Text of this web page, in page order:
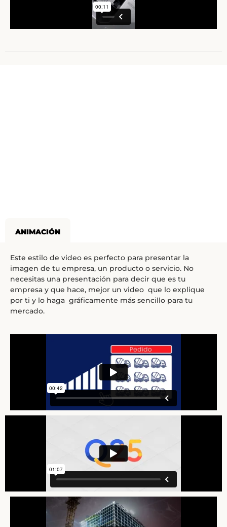
ANIMACIÓN
Este estilo de video es perfecto para presentar la
imagen de tu empresa, un producto o servicio. No
necesitas una presentación para decir que es tu
empresa y que hace, mejor un video que lo explique
por ti y lo haga gráficamente más sencillo para tu
mercado.